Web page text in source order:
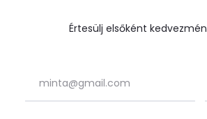
Értesülj elsőként